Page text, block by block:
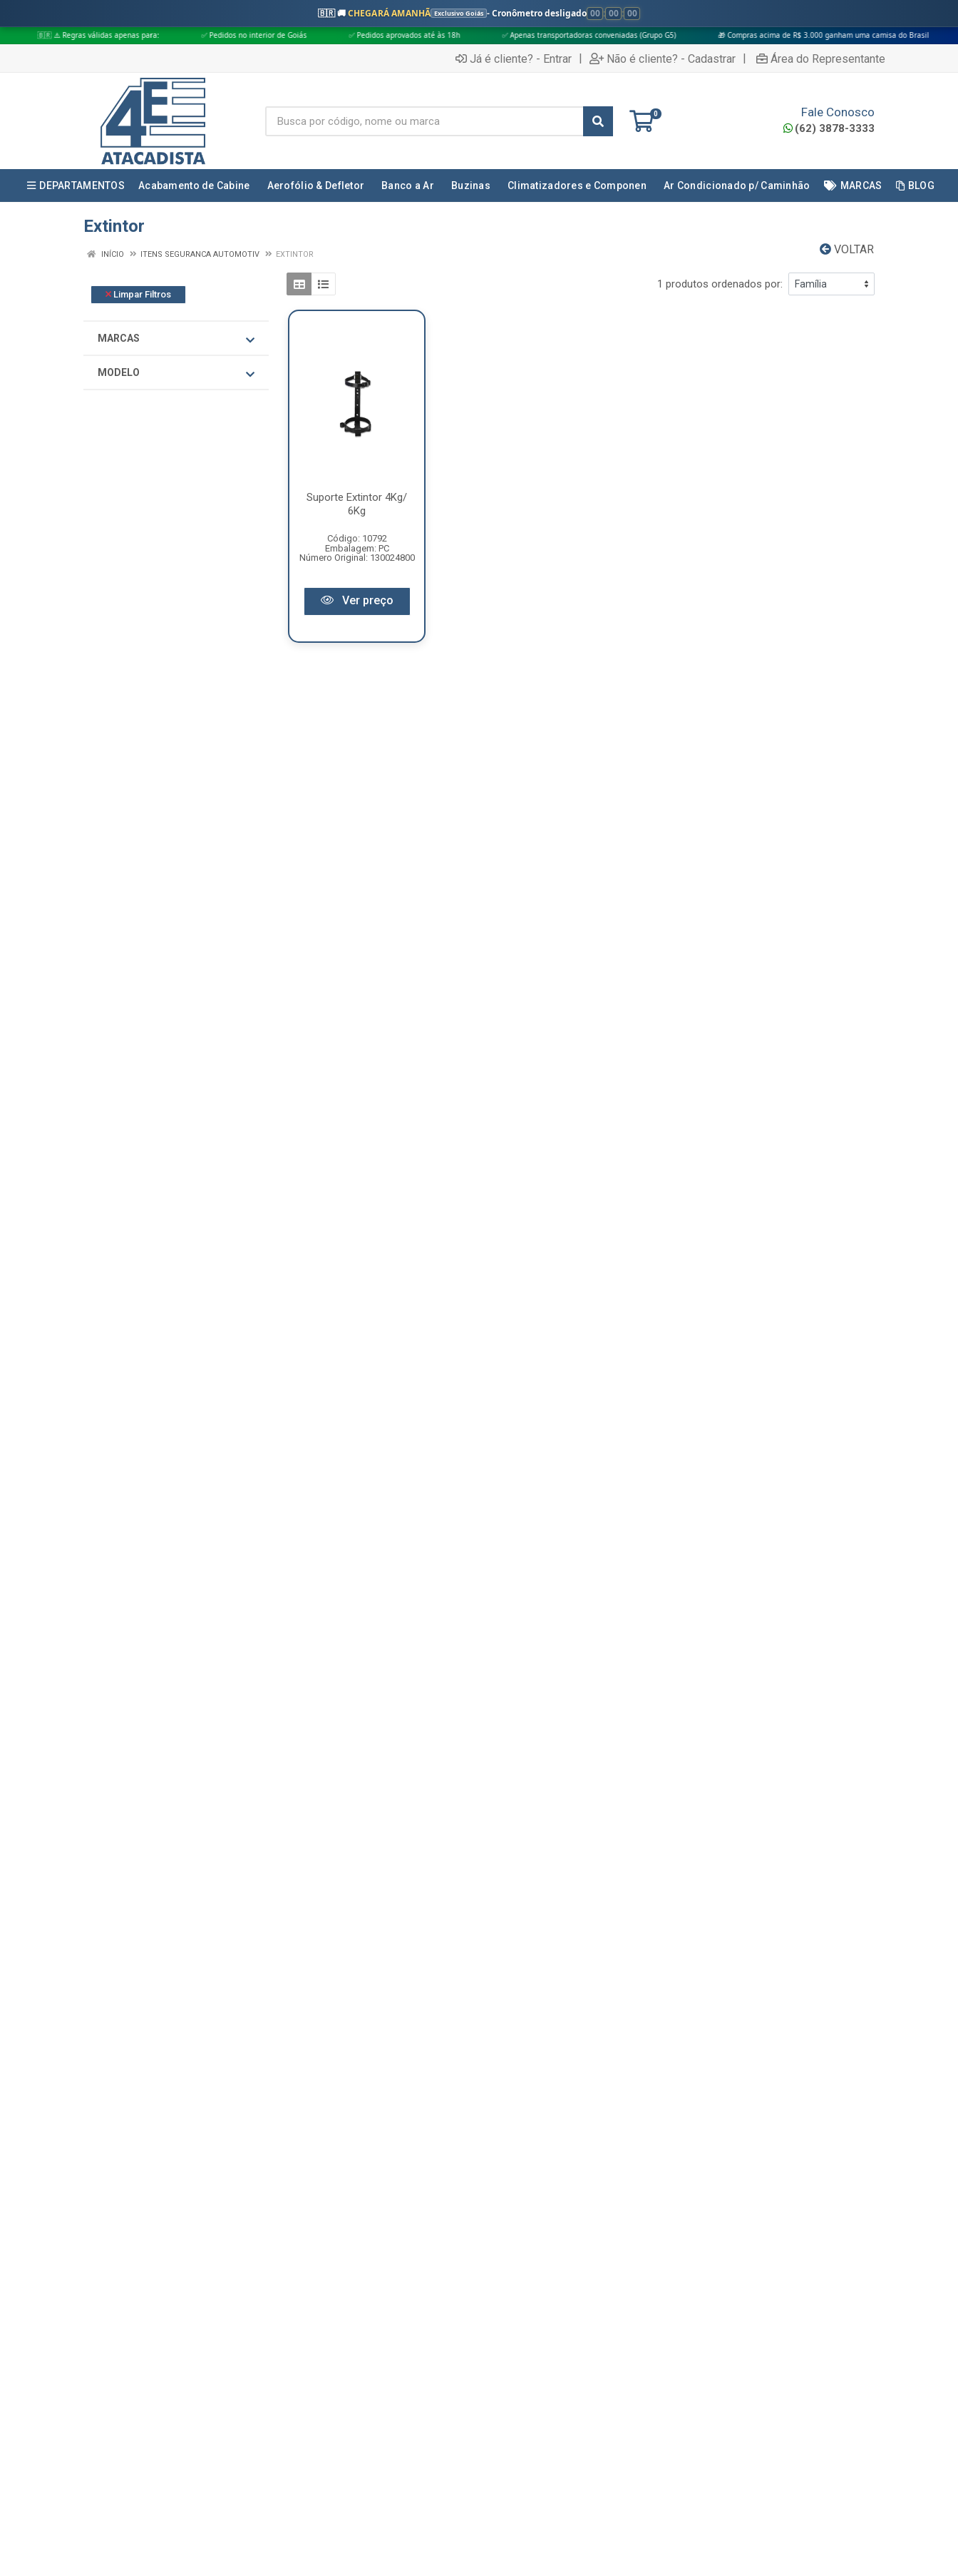
🇧🇷 🚚CHEGARÁ AMANHÃ Exclusivo Goiás - Cronômetro desligado 00 : 00 : 00
Regras válidas apenas para: ✅ Pedidos no interior de Goiás ✅ Pedidos aprovados até às 18h ✅ Apenas transportadoras conveniadas (Grupo G5) 🎁 Compras acima de R$ 3.000 ganham uma camisa do Brasil
Já é cliente? - Entrar | Não é cliente? - Cadastrar | Área do Representante
0 Fale Conosco
(62) 3878-3333
DEPARTAMENTOS Acabamento de Cabine Aerofólio & Defletor Banco a Ar Buzinas Climatizadores e Componen Ar Condicionado p/ Caminhão MARCAS BLOG
Extintor
VOLTAR
INÍCIO ITENS SEGURANCA AUTOMOTIV EXTINTOR
Limpar Filtros
MARCAS
MODELO
1 produtos ordenados por:
Suporte Extintor 4Kg/
6Kg
Código: 10792
Embalagem: PC
Número Original: 130024800
Ver preço